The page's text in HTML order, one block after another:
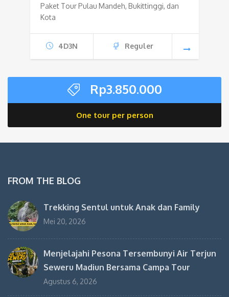
Paket Tour Pulau Mandeh, Bukittinggi, dan
Kota
4D3N Reguler
Rp3.850.000
One tour per person
FROM THE BLOG
Trekking Sentul untuk Anak dan Family
Mei 20, 2026
Menjelajahi Pesona Tersembunyi Air Terjun
Seweru Madiun Bersama Campa Tour
Agustus 6, 2026